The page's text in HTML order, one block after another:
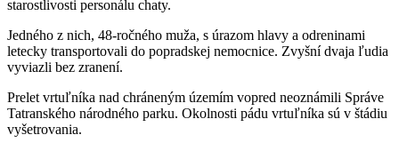
starostlivosti personálu chaty.
Jedného z nich, 48-ročného muža, s úrazom hlavy a odreninami
letecky transportovali do popradskej nemocnice. Zvyšní dvaja ľudia
vyviazli bez zranení.
Prelet vrtuľníka nad chráneným územím vopred neoznámili Správe
Tatranského národného parku. Okolnosti pádu vrtuľníka sú v štádiu
vyšetrovania.